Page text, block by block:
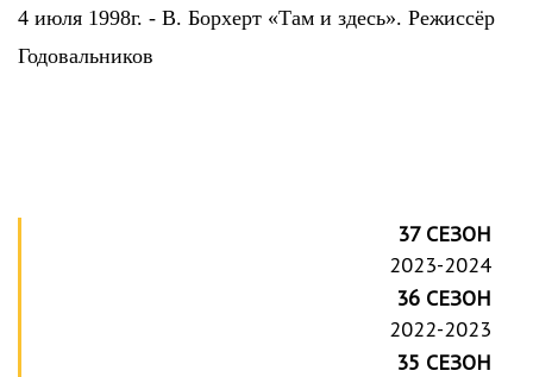
4 июля 1998г. - В. Борхерт «Там и здесь». Режиссёр
Годовальников
37 СЕЗОН
2023-2024
36 СЕЗОН
2022-2023
35 СЕЗОН